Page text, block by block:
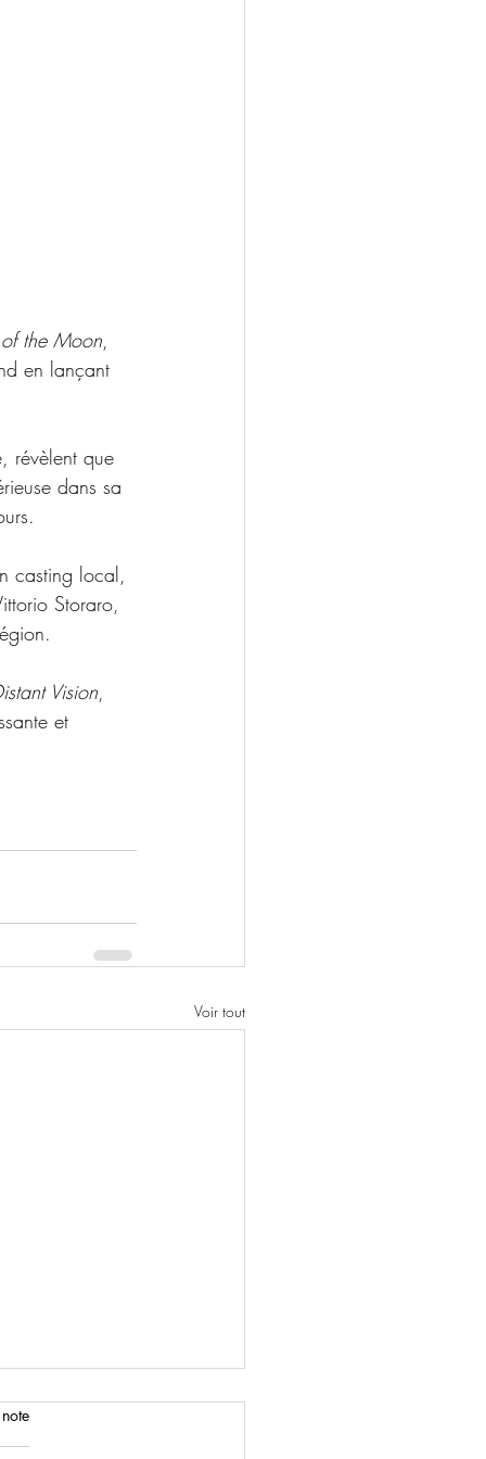
the Moon,
en lançant
révèlent que
dans sa
casting local,
Storaro,
Vision,
et
Voir tout